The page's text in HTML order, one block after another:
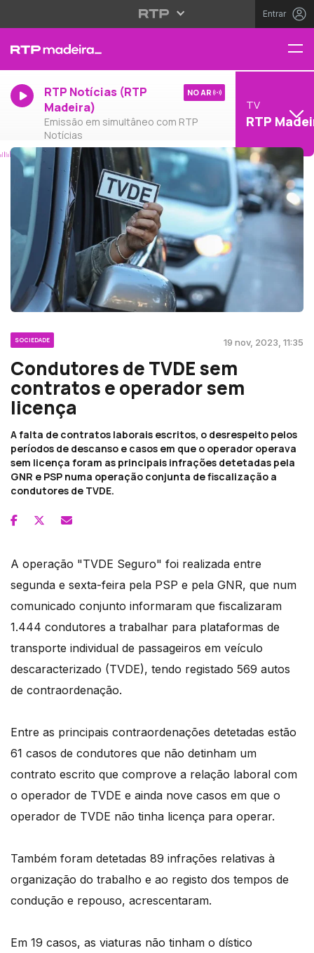
Entrar
RTP Notícias (RTP
Madeira)
Emissão em simultâneo com RTP
Notícias
NO AR
TV
RTP
SOCIEDADE 19 nov, 2023, 11:35
Condutores de TVDE sem
contratos e operador sem
licença
A falta de contratos laborais escritos, o desrespeito pelos
períodos de descanso e casos em que o operador operava
sem licença foram as principais infrações detetadas pela
GNR e PSP numa operação conjunta de fiscalização a
condutores de TVDE.
A operação "TVDE Seguro" foi realizada entre
segunda e sexta-feira pela PSP e pela GNR, que num
comunicado conjunto informaram que fiscalizaram
1.444 condutores a trabalhar para plataformas de
transporte individual de passageiros em veículo
descaracterizado (TVDE), tendo registado 569 autos
de contraordenação.
Entre as principais contraordenações detetadas estão
61 casos de condutores que não detinham um
contrato escrito que comprove a relação laboral com
o operador de TVDE e ainda nove casos em que o
operador de TVDE não tinha licença para operar.
Também foram detetadas 89 infrações relativas à
organização do trabalho e ao registo dos tempos de
condução e repouso, acrescentaram.
Em 19 casos, as viaturas não tinham o dístico